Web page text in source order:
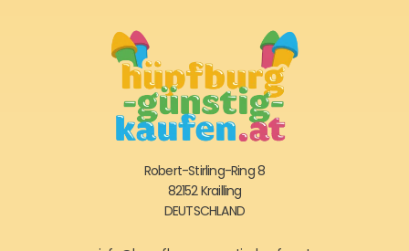
Robert-Stirling-Ring 8
82152 Krailling
DEUTSCHLAND